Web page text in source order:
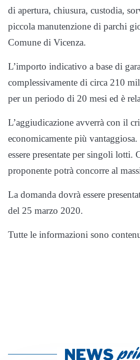
di apertura, chiusura, custodia,
piccola manutenzione di parchi
Comune di Vicenza.
L’importo indicativo a base di
complessivamente di circa 210
per un periodo di 20 mesi ed è
L’aggiudicazione avverrà con il
economicamente più
essere presentate per singoli lotti.
proponente potrà concorre al
La domanda dovrà essere
del 25 marzo 2020.
Tutte le informazioni sono